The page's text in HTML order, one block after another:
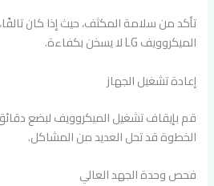
تأكد من سلامة المكثف، حيث إذا كان
الميكروويف LG لا يسخن بكفاءة.
إعادة تشغيل الجهاز
قم بإيقاف تشغيل الميكروويف لبضع
الخطوة قد تحل العديد من المشاكل.
فحص وحدة الجهد العالي